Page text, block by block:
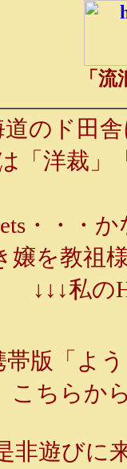
「
道のド田
「洋裁」
ets・・・
嬢を教祖
↓↓↓私の
帯版「よ
こちらか
非遊びに